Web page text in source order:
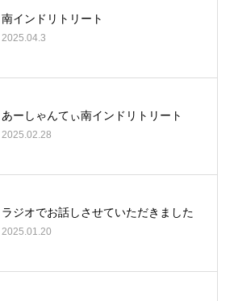
南インドリトリート
2025.04.3
あーしゃんてぃ南インドリトリート
2025.02.28
ラジオでお話しさせていただきました
2025.01.20